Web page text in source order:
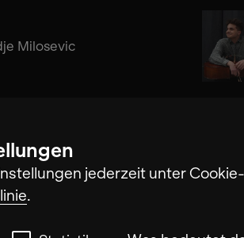
jederzeit unter
.
Milosevic
Buljančević